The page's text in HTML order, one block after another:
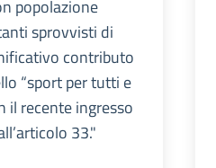
popolazione
sprovvisti di
contributo
“sport per tutti e
il recente ingresso
33."